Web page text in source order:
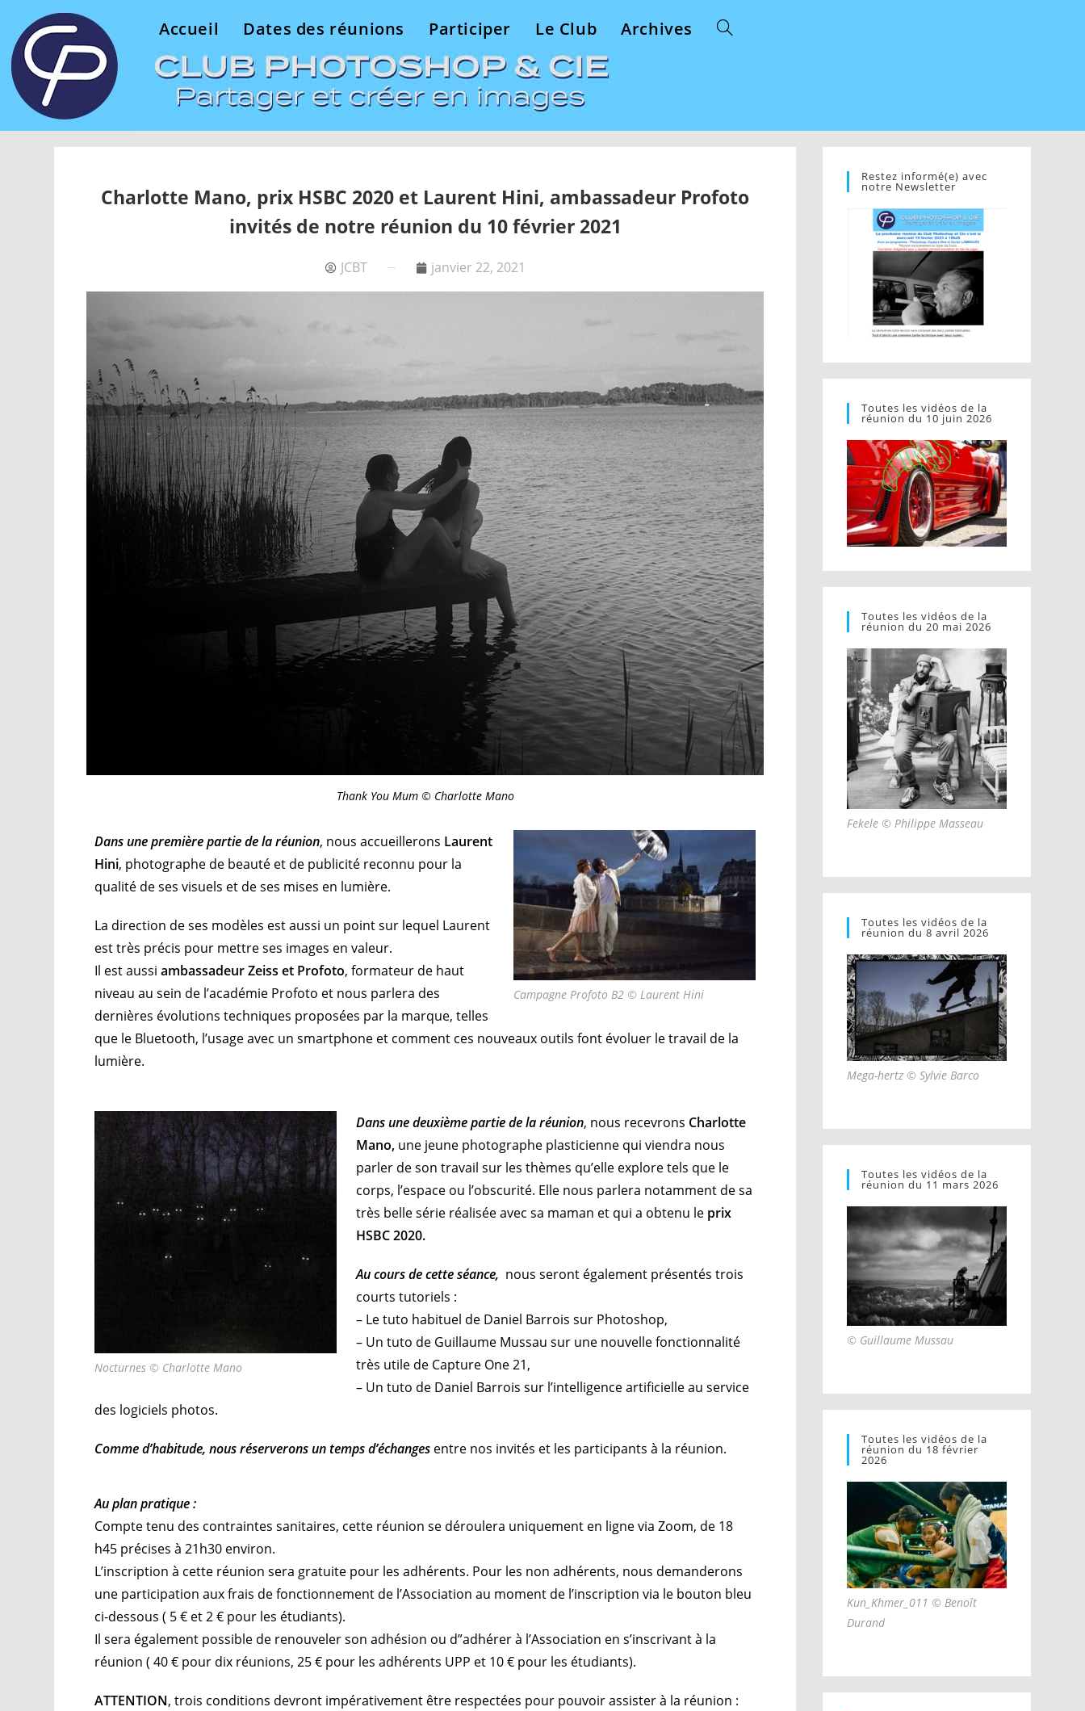
Accueil Dates des réunions Participer Le Club Archives
Charlotte Mano, prix HSBC 2020 et Laurent Hini, ambassadeur Profoto
invités de notre réunion du 10 février 2021
JCBT janvier 22, 2021
Thank You Mum © Charlotte Mano
Campagne Profoto B2 © Laurent Hini
Dans une première partie de la réunion, nous accueillerons Laurent
Hini, photographe de beauté et de publicité reconnu pour la
qualité de ses visuels et de ses mises en lumière.
La direction de ses modèles est aussi un point sur lequel Laurent
est très précis pour mettre ses images en valeur.
Il est aussi ambassadeur Zeiss et Profoto, formateur de haut
niveau au sein de l’académie Profoto et nous parlera des
dernières évolutions techniques proposées par la marque, telles
que le Bluetooth, l’usage avec un smartphone et comment ces nouveaux outils font évoluer le travail de la
lumière.
Nocturnes © Charlotte Mano
Dans une deuxième partie de la réunion, nous recevrons Charlotte
Mano, une jeune photographe plasticienne qui viendra nous
parler de son travail sur les thèmes qu’elle explore tels que le
corps, l’espace ou l’obscurité. Elle nous parlera notamment de sa
très belle série réalisée avec sa maman et qui a obtenu le prix
HSBC 2020.
Au cours de cette séance, nous seront également présentés trois
courts tutoriels :
– Le tuto habituel de Daniel Barrois sur Photoshop,
– Un tuto de Guillaume Mussau sur une nouvelle fonctionnalité
très utile de Capture One 21,
– Un tuto de Daniel Barrois sur l’intelligence artificielle au service
des logiciels photos.
Comme d’habitude, nous réserverons un temps d’échanges entre nos invités et les participants à la réunion.
Au plan pratique :
Compte tenu des contraintes sanitaires, cette réunion se déroulera uniquement en ligne via Zoom, de 18
h45 précises à 21h30 environ.
L’inscription à cette réunion sera gratuite pour les adhérents. Pour les non adhérents, nous demanderons
une participation aux frais de fonctionnement de l’Association au moment de l’inscription via le bouton bleu
ci-dessous ( 5 € et 2 € pour les étudiants).
Il sera également possible de renouveler son adhésion ou d”adhérer à l’Association en s’inscrivant à la
réunion ( 40 € pour dix réunions, 25 € pour les adhérents UPP et 10 € pour les étudiants).
ATTENTION, trois conditions devront impérativement être respectées pour pouvoir assister à la réunion :
Restez informé(e) avec
notre Newsletter
Toutes les vidéos de la
réunion du 10 juin 2026
Toutes les vidéos de la
réunion du 20 mai 2026
Fekele © Philippe Masseau
Toutes les vidéos de la
réunion du 8 avril 2026
Mega-hertz © Sylvie Barco
Toutes les vidéos de la
réunion du 11 mars 2026
© Guillaume Mussau
Toutes les vidéos de la
réunion du 18 février
2026
Kun_Khmer_011 © Benoît
Durand